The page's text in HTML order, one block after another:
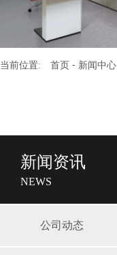
当前位置: 首页 - 新闻中心
新闻资讯
NEWS
公司动态